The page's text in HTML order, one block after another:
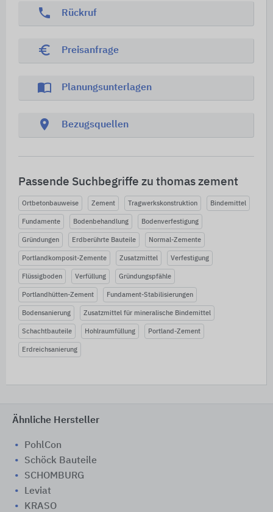
phone Rückruf
euro_symbol Preisanfrage
import_contacts Planungsunterlagen
location_on Bezugsquellen
Passende Suchbegriffe zu thomas zement
Ortbetonbauweise Zement Tragwerkskonstruktion Bindemittel
Fundamente Bodenbehandlung Bodenverfestigung
Gründungen Erdberührte Bauteile Normal-Zemente
Portlandkomposit-Zemente Zusatzmittel Verfestigung
Flüssigboden Verfüllung Gründungspfähle
Portlandhütten-Zement Fundament-Stabilisierungen
Bodensanierung Zusatzmittel für mineralische Bindemittel
Schachtbauteile Hohlraumfüllung Portland-Zement
Erdreichsanierung
Ähnliche Hersteller
PohlCon
Schöck Bauteile
SCHOMBURG
Leviat
KRASO